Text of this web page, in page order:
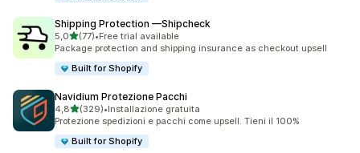
Shipping Protection —Shipcheck
5,0stelle su 5
(77)
77 recensioni totali
•Free trial available
Package protection and shipping insurance as checkout upsell
Built for Shopify
Navidium Protezione Pacchi
4,8stelle su 5
(329)
329 recensioni totali
•Installazione gratuita
Protezione spedizioni e pacchi come upsell. Tieni il 100%
Built for Shopify